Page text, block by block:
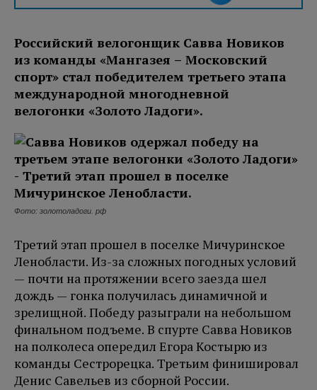
Российский велогонщик Савва Новиков
из команды «Мангазея – Московский
спорт» стал победителем третьего этапа
международной многодневной
велогонки «Золото Ладоги».
Фото: золотоладоги. рф
Третий этап прошел в поселке Мичуринское
Ленобласти. Из-за сложных погодных условий
— почти на протяжении всего заезда шел
дождь — гонка получилась динамичной и
зрелищной. Победу разыграли на небольшом
финальном подъеме. В спурте Савва Новиков
на полколеса опередил Егора Костырю из
команды Сестрорецка. Третьим финишировал
Денис Савельев из сборной России.